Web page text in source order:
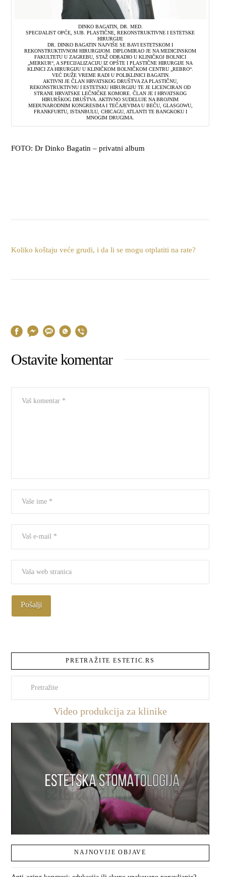
DINKO BAGATIN, DR. MED.
SPECIJALIST OPĆE, SUB. PLASTIČNE, REKONSTRUKTIVNE I ESTETSKE
HIRURGIJE
DR. DINKO BAGATIN NAJVIŠE SE BAVI ESTETSKOM I
REKONSTRUKTIVNOM HIRURGIJOM. DIPLOMIRAO JE NA MEDICINSKOM
FAKULTETU U ZAGREBU, STAŽ ODRADIO U KLINIČKOJ BOLNICI
„MERKUR“, A SPECIJALIZACIJU IZ OPŠTE I PLASTIČNE HIRURGIJE NA
KLINICI ZA HIRURGIJU U KLINIČKOM BOLNIČKOM CENTRU „REBRO“.
VEĆ DUŽE VREME RADI U POLIKLINICI BAGATIN.
AKTIVNI JE ČLAN HRVATSKOG DRUŠTVA ZA PLASTIČNU,
REKONSTRUKTIVNU I ESTETSKU HIRURGIJU TE JE LICENCIRAN OD
STRANE HRVATSKE LEČNIČKE KOMORE. ČLAN JE I HRVATSKOG
HIRURŠKOG DRUŠTVA. AKTIVNO SUDELUJE NA BROJNIM
MEĐUNARODNIM KONGRESIMA I TEČAJEVIMA U BEČU, GLASGOWU,
FRANKFURTU, ISTANBULU, CHICAGU, ATLANTI TE BANGKOKU I
MNOGIM DRUGIMA.
FOTO: Dr Dinko Bagatin – privatni album
Koliko koštaju veće grudi, i da li se mogu otplatiti na rate?
Ostavite komentar
PRETRAŽITE ESTETIC.RS
Video produkcija za klinike
NAJNOVIJE OBJAVE